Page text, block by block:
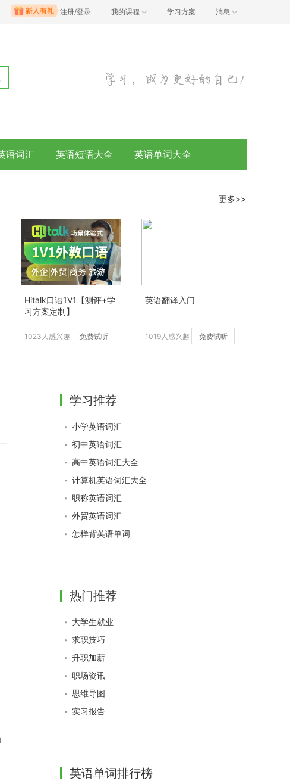
注册/登录 我的课程 学习方案 消息
语词汇 英语短语大全 英语单词大全
更多>>
Hitalk口语1V1【测评+学
习方案定制】
1023人感兴趣 免费试听
英语翻译入门
1019人感兴趣 免费试听
学习推荐
小学英语词汇
初中英语词汇
高中英语词汇大全
计算机英语词汇大全
职称英语词汇
外贸英语词汇
怎样背英语单词
热门推荐
大学生就业
求职技巧
升职加薪
职场资讯
思维导图
实习报告
英语单词排行榜